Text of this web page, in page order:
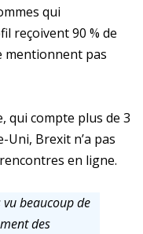
qui
reçoivent 90 % de
mentionnent pas
qui compte plus de 3
Uni, Brexit n’a pas
en ligne.
vu beaucoup de
des